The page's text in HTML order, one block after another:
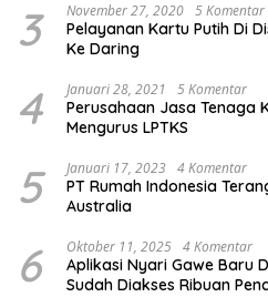
3 November 27, 2020 5 Komentar
Pelayanan Kartu Putih Di
Ke Daring
4 Januari 28, 2021 5 Komentar
Perusahaan Jasa Tenaga
Mengurus LPTKS
5 Januari 17, 2023 4 Komentar
PT Rumah Indonesia
Australia
6 Oktober 11, 2025 4 Komentar
Aplikasi Nyari Gawe Baru
Sudah Diakses Ribuan